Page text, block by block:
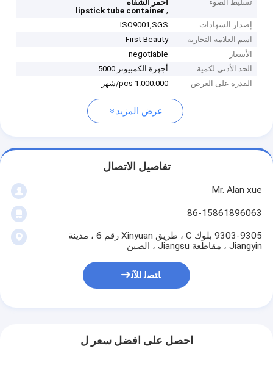
تسليط الضوء
أحمر الشفاه
,
lipstick tube container
إصدار الشهادات
ISO9001,SGS
اسم العلامة التجارية
First Beauty
الأسعار
negotiable
الحد الأدنى لكمية
أجهزة الكمبيوتر 5000
القدرة على العرض
1.000.000 pcs/شهر
عرض المزيد
تفاصيل الاتصال
Mr. Alan xue
86-15861896063
9303-9305 بلوك C ، طريق Xinyuan رقم 6 ، مدينة
Jiangyin ، مقاطعة Jiangsu ، الصين
ﺎﺘﺼﻟ ﺍﻶﻧ
احصل على افضل سعر ل